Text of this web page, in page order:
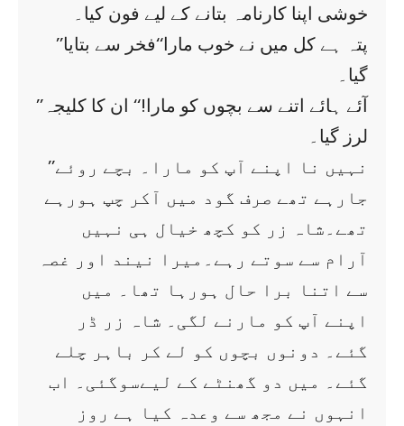
خوشی اپنا کارنامہ بتانے کے لیے فون کیا۔
’’پتہ ہے کل میں نے خوب مارا‘‘فخر سے بتایا
گیا۔
’’آئے ہائے اتنے سے بچوں کو مارا!‘‘ ان کا کلیجہ
لرز گیا۔
’’نہیں نا اپنے آپ کو مارا۔ بچے روئے
جارہے تھے صرف گود میں آکر چپ ہورہے
تھے۔شاہ زر کو کچھ خیال ہی نہیں
آرام سے سوتے رہے۔میرا نیند اور غصہ
سے اتنا برا حال ہورہا تھا۔ میں
اپنے آپ کو مارنے لگی۔ شاہ زر ڈر
گئے۔ دونوں بچوں کو لے کر باہر چلے
گئے۔ میں دو گھنٹے کے لیےسوگئی۔ اب
انہوں نے مجھ سے وعدہ کیا ہے روز